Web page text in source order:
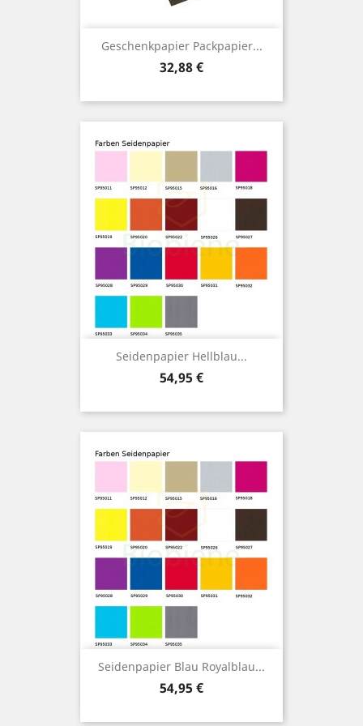
Geschenkpapier Packpapier...
Preis
32,88 €
Seidenpapier Hellblau...
Preis
54,95 €
Seidenpapier Blau Royalblau...
Preis
54,95 €